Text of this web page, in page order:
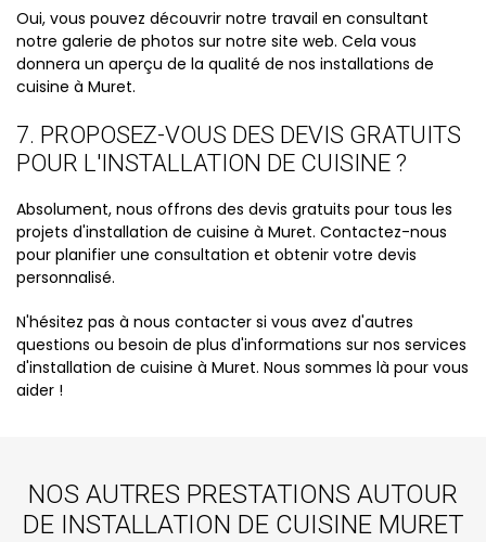
Oui, vous pouvez découvrir notre travail en consultant
notre galerie de photos sur notre site web. Cela vous
donnera un aperçu de la qualité de nos installations de
cuisine à Muret.
7. PROPOSEZ-VOUS DES DEVIS GRATUITS
POUR L'INSTALLATION DE CUISINE ?
Absolument, nous offrons des devis gratuits pour tous les
projets d'installation de cuisine à Muret. Contactez-nous
pour planifier une consultation et obtenir votre devis
personnalisé.
N'hésitez pas à nous contacter si vous avez d'autres
questions ou besoin de plus d'informations sur nos services
d'installation de cuisine à Muret. Nous sommes là pour vous
aider !
NOS AUTRES PRESTATIONS AUTOUR
DE INSTALLATION DE CUISINE MURET